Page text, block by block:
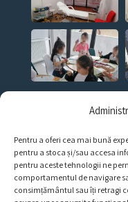
Pentru a oferi cea mai bună
pentru a stoca și/sau accesa
pentru aceste tehnologii ne
comportamentul de navigare
consimțământul sau îți retragi
CERE O
Bd. George